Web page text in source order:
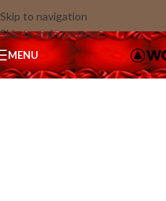
Skip to navigation
Skip to main content
MENU
1
/
46